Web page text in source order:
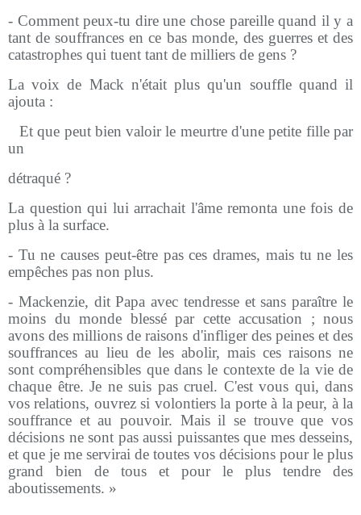
- Comment peux-tu dire une chose pareille quand il y a
tant de souffrances en ce bas monde, des guerres et des
catastrophes qui tuent tant de milliers de gens ?
La voix de Mack n'était plus qu'un souffle quand il
ajouta :
Et que peut bien valoir le meurtre d'une petite fille par
un
détraqué ?
La question qui lui arrachait l'âme remonta une fois de
plus à la surface.
- Tu ne causes peut-être pas ces drames, mais tu ne les
empêches pas non plus.
- Mackenzie, dit Papa avec tendresse et sans paraître le
moins du monde blessé par cette accusation ; nous
avons des millions de raisons d'infliger des peines et des
souffrances au lieu de les abolir, mais ces raisons ne
sont compréhensibles que dans le contexte de la vie de
chaque être. Je ne suis pas cruel. C'est vous qui, dans
vos relations, ouvrez si volontiers la porte à la peur, à la
souffrance et au pouvoir. Mais il se trouve que vos
décisions ne sont pas aussi puissantes que mes desseins,
et que je me servirai de toutes vos décisions pour le plus
grand bien de tous et pour le plus tendre des
aboutissements. »